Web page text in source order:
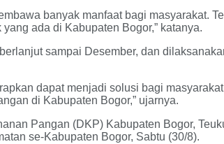
banyak manfaat bagi masyarakat.
ada di Kabupaten Bogor,” katanya.
sampai Desember, dan
dapat menjadi solusi bagi
di Kabupaten Bogor,” ujarnya.
Pangan (DKP) Kabupaten Bogor,
se-Kabupaten Bogor, Sabtu (30/8).